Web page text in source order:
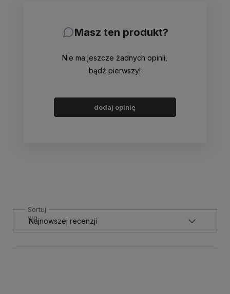
Masz ten produkt?
Nie ma jeszcze żadnych opinii,
bądź pierwszy!
dodaj opinię
Sortuj
wg